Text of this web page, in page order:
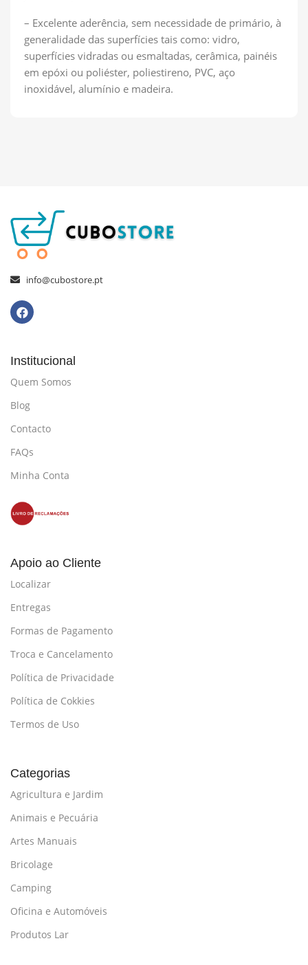
– Excelente aderência, sem necessidade de primário, à
generalidade das superfícies tais como: vidro,
superfícies vidradas ou esmaltadas, cerâmica, painéis
em epóxi ou poliéster, poliestireno, PVC, aço
inoxidável, alumínio e madeira.
info@cubostore.pt
Institucional
Quem Somos
Blog
Contacto
FAQs
Minha Conta
Apoio ao Cliente
Localizar
Entregas
Formas de Pagamento
Troca e Cancelamento
Política de Privacidade
Política de Cokkies
Termos de Uso
Categorias
Agricultura e Jardim
Animais e Pecuária
Artes Manuais
Bricolage
Camping
Oficina e Automóveis
Produtos Lar